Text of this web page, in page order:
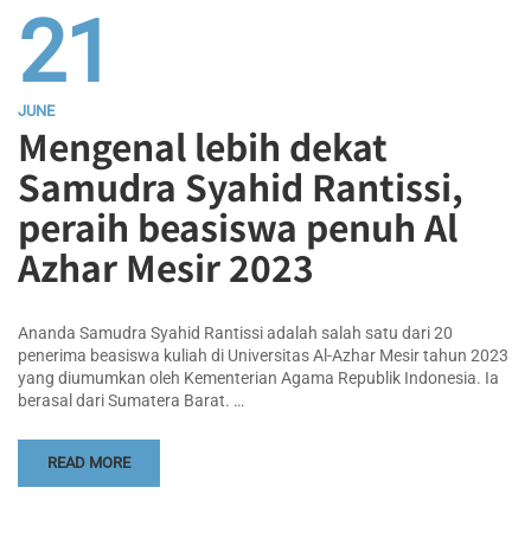
21
JUNE
Mengenal lebih dekat
Samudra Syahid Rantissi,
peraih beasiswa penuh Al
Azhar Mesir 2023
Ananda Samudra Syahid Rantissi adalah salah satu dari 20
penerima beasiswa kuliah di Universitas Al-Azhar Mesir tahun 2023
yang diumumkan oleh Kementerian Agama Republik Indonesia. Ia
berasal dari Sumatera Barat. …
READ MORE